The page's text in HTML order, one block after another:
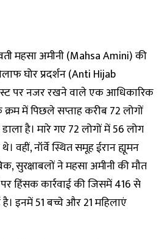
महसा अमीनी (Mahsa Amini) की
घोर प्रदर्शन (Anti Hijab
पर नजर रखने वाले एक आधिकारिक
क्रम में पिछले सप्ताह करीब 72 लोगों
डाला है। मारे गए 72 लोगों में 56 लोग
वहीं, नॉर्वे स्थित समूह ईरान ह्यूमन
सुरक्षाबलों ने महसा अमीनी की मौत
हिंसक कार्रवाई की जिसमें 416 से
इनमें 51 बच्चे और 21 महिलाएं